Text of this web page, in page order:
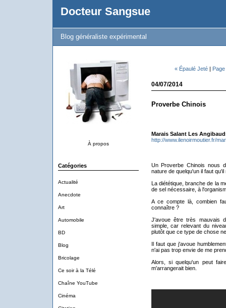
Docteur Sangsue
Blog généraliste expérimental
À propos
Catégories
Actualité
Anecdote
Art
Automobile
BD
Blog
Bricolage
Ce soir à la Télé
Chaîne YouTube
Cinéma
« Épaulé Jeté|
04/07/2014
Proverbe Chinois
Marais Salant Les
http://www.ilenoirmoutier.fr/
Un Proverbe Chinois nous
nature de quelqu'un il faut
La diététique, branche de la
de sel nécessaire, à
A ce compte là, combien
connaître ?
J'avoue être très mauvais
simple, car relevant du
plutôt que ce type de chose
Il faut que j'avoue
n'ai pas trop envie de me
Alors, si quelqu'un peut
m'arrangerait bien.